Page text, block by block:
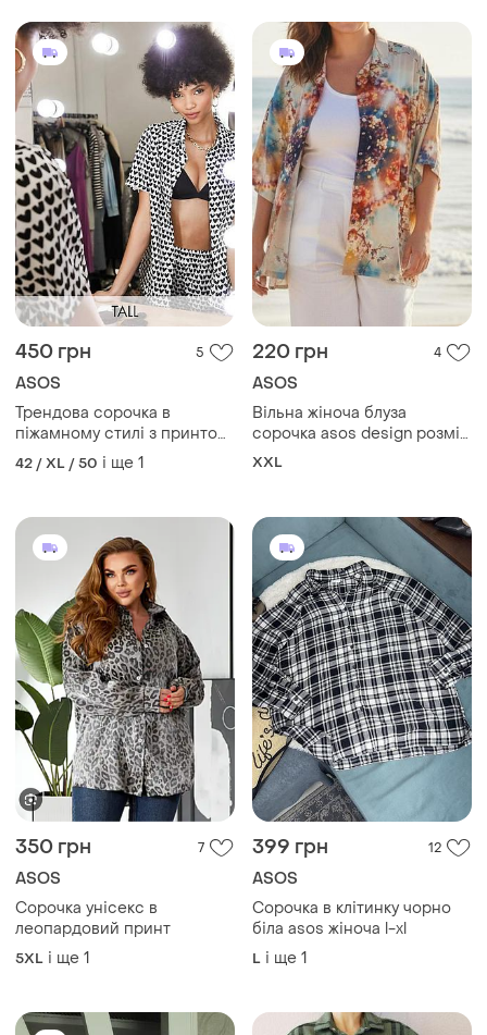
450 грн 5
ASOS
Трендова сорочка в
піжамному стилі з принтом
сердечки urban threads
42 / XL / 50 і ще 1
220 грн 4
ASOS
Вільна жіноча блуза
сорочка asos design розмір
2xl
XXL
350 грн 7
ASOS
Сорочка унісекс в
леопардовий принт
5XL і ще 1
399 грн 12
ASOS
Сорочка в клітинку чорно
біла asos жіноча l-xl
L і ще 1